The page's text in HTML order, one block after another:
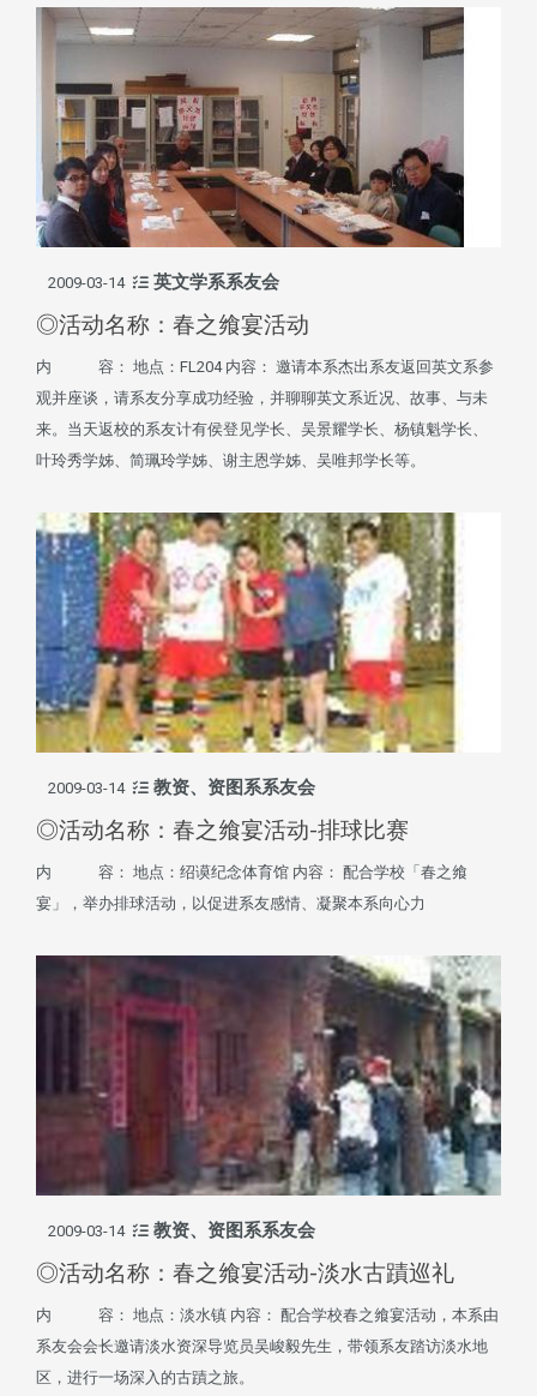
2009-03-14 英文学系系友会
◎活动名称：春之飨宴活动
内 容： 地点：FL204 内容： 邀请本系杰出系友返回英文系参
观并座谈，请系友分享成功经验，并聊聊英文系近况、故事、与未
来。当天返校的系友计有侯登见学长、吴景耀学长、杨镇魁学长、
叶玲秀学姊、简珮玲学姊、谢主恩学姊、吴唯邦学长等。
2009-03-14 教资、资图系系友会
◎活动名称：春之飨宴活动-排球比赛
内 容： 地点：绍谟纪念体育馆 内容： 配合学校「春之飨
宴」，举办排球活动，以促进系友感情、凝聚本系向心力
2009-03-14 教资、资图系系友会
◎活动名称：春之飨宴活动-淡水古蹟巡礼
内 容： 地点：淡水镇 内容： 配合学校春之飨宴活动，本系由
系友会会长邀请淡水资深导览员吴峻毅先生，带领系友踏访淡水地
区，进行一场深入的古蹟之旅。